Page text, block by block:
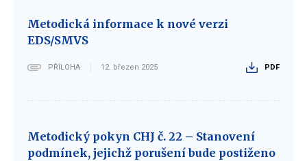
Metodická informace k nové verzi
EDS/SMVS
PŘÍLOHA 12. březen 2025 PDF
Metodický pokyn CHJ č. 22 – Stanovení
podmínek, jejichž porušení bude postiženo